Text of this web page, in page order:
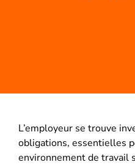
L’employeur se trouve
obligations, essentielles
environnement de travail